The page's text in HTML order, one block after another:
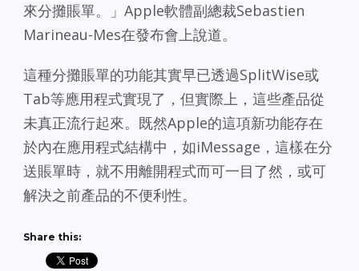
來分攤賬單。」Apple軟體副總裁Sebastien
Marineau-Mes在發布會上說道。
這種分攤賬單的功能其實早已透過SplitWise或
Tab等應用程式實現了，但實際上，這些產品從
未真正流行起來。既然Apple的這項新功能存在
於內在應用程式結構中，如iMessage，這樣在分
送賬單時，就不用離開程式而可一目了然，或可
解決之前產品的不便利性。
Share this: